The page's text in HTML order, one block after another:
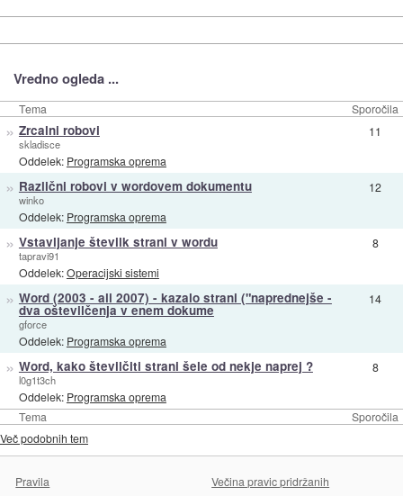
Vredno ogleda ...
Tema Sporočila
Tema Sporočila
» Zrcalni robovi
skladisce
Oddelek: Programska oprema
11
» Različni robovi v wordovem dokumentu
winko
Oddelek: Programska oprema
12
» Vstavljanje številk strani v wordu
tapravi91
Oddelek:Operacijski sistemi
8
» Word (2003 - ali 2007) - kazalo strani ("naprednejše -
dva oštevilčenja v enem dokume
gforce
Oddelek: Programska oprema
14
» Word, kako številčiti strani šele od nekje naprej ?
l0g1t3ch
Oddelek: Programska oprema
8
Več podobnih tem
Pravila Večina pravic pridržanih